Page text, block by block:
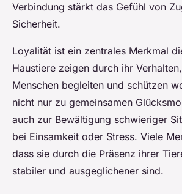
Verbindung stärkt das Gefühl von
Sicherheit.
Loyalität ist ein zentrales Merkmal
Haustiere zeigen durch ihr
Menschen begleiten und schützen
nicht nur zu gemeinsamen
auch zur Bewältigung schwieriger
bei Einsamkeit oder Stress. Viele
dass sie durch die Präsenz ihrer
stabiler und ausgeglichener sind.